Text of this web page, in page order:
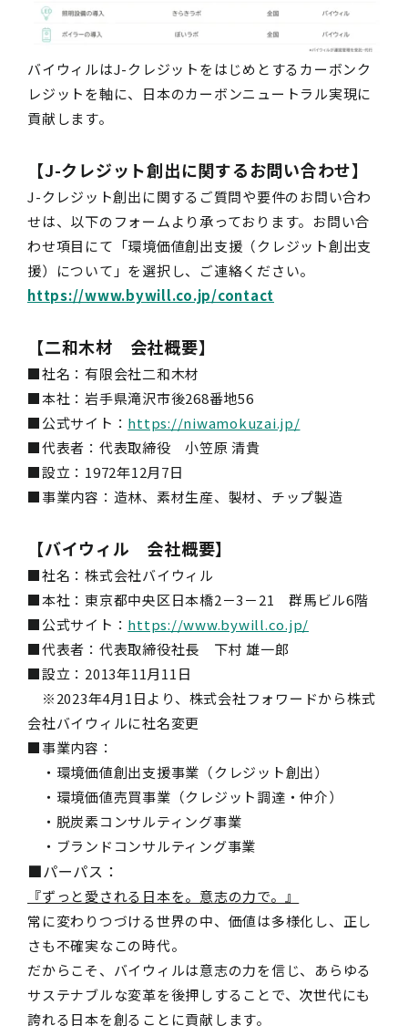
バイウィルはJ-クレジットをはじめとするカーボンク
レジットを軸に、日本のカーボンニュートラル実現に
貢献します。
【J-クレジット創出に関するお問い合わせ】
J-クレジット創出に関するご質問や要件のお問い合わ
せは、以下のフォームより承っております。お問い合
わせ項目にて「環境価値創出支援（クレジット創出支
援）について」を選択し、ご連絡ください。
https://www.bywill.co.jp/contact
【二和木材 会社概要】
■社名：有限会社二和木材
■本社：岩手県滝沢市後268番地56
■公式サイト： https://niwamokuzai.jp/
■代表者：代表取締役 小笠原 清貴
■設立：1972年12月7日
■事業内容：造林、素材生産、製材、チップ製造
【バイウィル 会社概要】
■社名：株式会社バイウィル
■本社：東京都中央区日本橋2－3－21 群馬ビル6階
■公式サイト： https://www.bywill.co.jp/
■代表者：代表取締役社長 下村 雄一郎
■設立：2013年11月11日
※2023年4月1日より、株式会社フォワードから株式
会社バイウィルに社名変更
■事業内容：
・環境価値創出支援事業（クレジット創出）
・環境価値売買事業（クレジット調達・仲介）
・脱炭素コンサルティング事業
・ブランドコンサルティング事業
■パーパス：
『ずっと愛される日本を。意志の力で。』
常に変わりつづける世界の中、価値は多様化し、正し
さも不確実なこの時代。
だからこそ、バイウィルは意志の力を信じ、あらゆる
サステナブルな変革を後押しすることで、次世代にも
誇れる日本を創ることに貢献します。